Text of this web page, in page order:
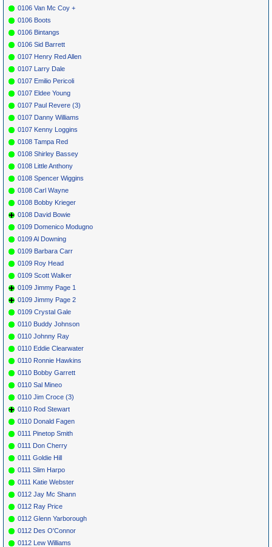
0106 Van Mc Coy +
0106 Boots
0106 Bintangs
0106 Sid Barrett
0107 Henry Red Allen
0107 Larry Dale
0107 Emilio Pericoli
0107 Eldee Young
0107 Paul Revere (3)
0107 Danny Williams
0107 Kenny Loggins
0108 Tampa Red
0108 Shirley Bassey
0108 Little Anthony
0108 Spencer Wiggins
0108 Carl Wayne
0108 Bobby Krieger
0108 David Bowie
0109 Domenico Modugno
0109 Al Downing
0109 Barbara Carr
0109 Roy Head
0109 Scott Walker
0109 Jimmy Page 1
0109 Jimmy Page 2
0109 Crystal Gale
0110 Buddy Johnson
0110 Johnny Ray
0110 Eddie Clearwater
0110 Ronnie Hawkins
0110 Bobby Garrett
0110 Sal Mineo
0110 Jim Croce (3)
0110 Rod Stewart
0110 Donald Fagen
0111 Pinetop Smith
0111 Don Cherry
0111 Goldie Hill
0111 Slim Harpo
0111 Katie Webster
0112 Jay Mc Shann
0112 Ray Price
0112 Glenn Yarborough
0112 Des O'Connor
0112 Lew Williams